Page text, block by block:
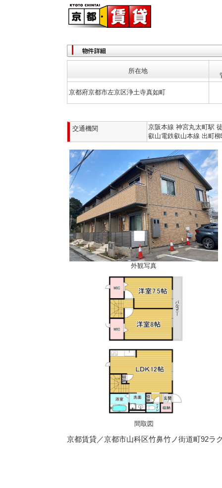
所在地
京都府京都市左京区浄土寺真如町
交通機関
京阪本線 神宮丸太町駅
叡山電鉄叡山本線 出町
外観写真
間取図
京都賃貸／京都市山科区竹鼻竹ノ街道町92ラ